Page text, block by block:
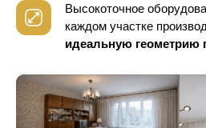
Высокоточное
каждом участке
идеальную геометрию